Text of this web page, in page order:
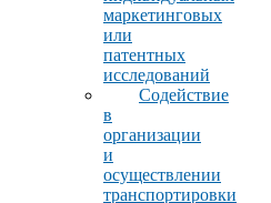
маркетинговых
или
патентных
исследований
Содействие
в
организации
и
осуществлении
транспортировки